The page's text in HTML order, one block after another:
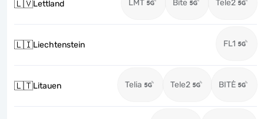
🇱🇻Lettland LMT Bite Tele2
🇱🇮Liechtenstein FL1
🇱🇹Litauen Telia Tele2 BITĖ